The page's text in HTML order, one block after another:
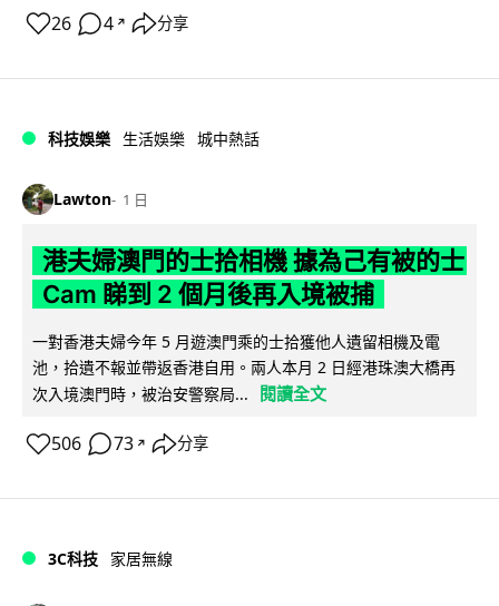
26 4 ↗ 分享
科技娛樂 生活娛樂 城中熱話
Lawton 1 日
港夫婦澳門的士拾相機 據為己有被的士
Cam 睇到 2 個月後再入境被捕
一對香港夫婦今年 5 月遊澳門乘的士拾獲他人遺留相機及電
池，拾遺不報並帶返香港自用。兩人本月 2 日經港珠澳大橋再
次入境澳門時，被治安警察局...
閱讀全文
506 73 ↗ 分享
3C科技 家居無線